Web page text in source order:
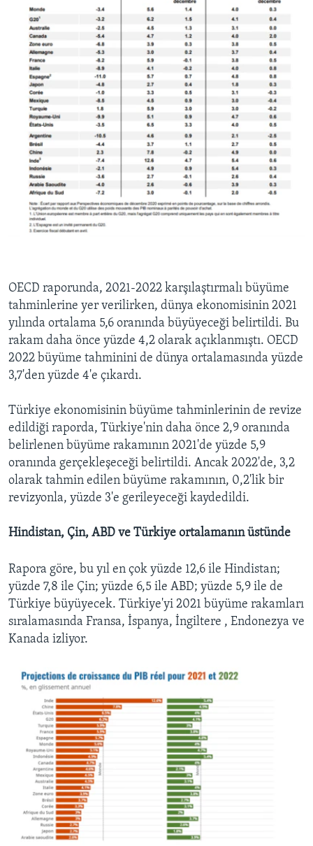
OECD raporunda, 2021-2022 karşılaştırmalı büyüme
tahminlerine yer verilirken, dünya ekonomisinin 2021
yılında ortalama 5,6 oranında büyüyeceği belirtildi. Bu
rakam daha önce yüzde 4,2 olarak açıklanmıştı. OECD
2022 büyüme tahminini de dünya ortalamasında yüzde
3,7'den yüzde 4'e çıkardı.
Türkiye ekonomisinin büyüme tahminlerinin de revize
edildiği raporda, Türkiye'nin daha önce 2,9 oranında
belirlenen büyüme rakamının 2021'de yüzde 5,9
oranında gerçekleşeceği belirtildi. Ancak 2022'de, 3,2
olarak tahmin edilen büyüme rakamının, 0,2'lik bir
revizyonla, yüzde 3'e gerileyeceği kaydedildi.
Hindistan, Çin, ABD ve Türkiye ortalamanın üstünde
Rapora göre, bu yıl en çok yüzde 12,6 ile Hindistan;
yüzde 7,8 ile Çin; yüzde 6,5 ile ABD; yüzde 5,9 ile de
Türkiye büyüyecek. Türkiye'yi 2021 büyüme rakamları
sıralamasında Fransa, İspanya, İngiltere , Endonezya ve
Kanada izliyor.